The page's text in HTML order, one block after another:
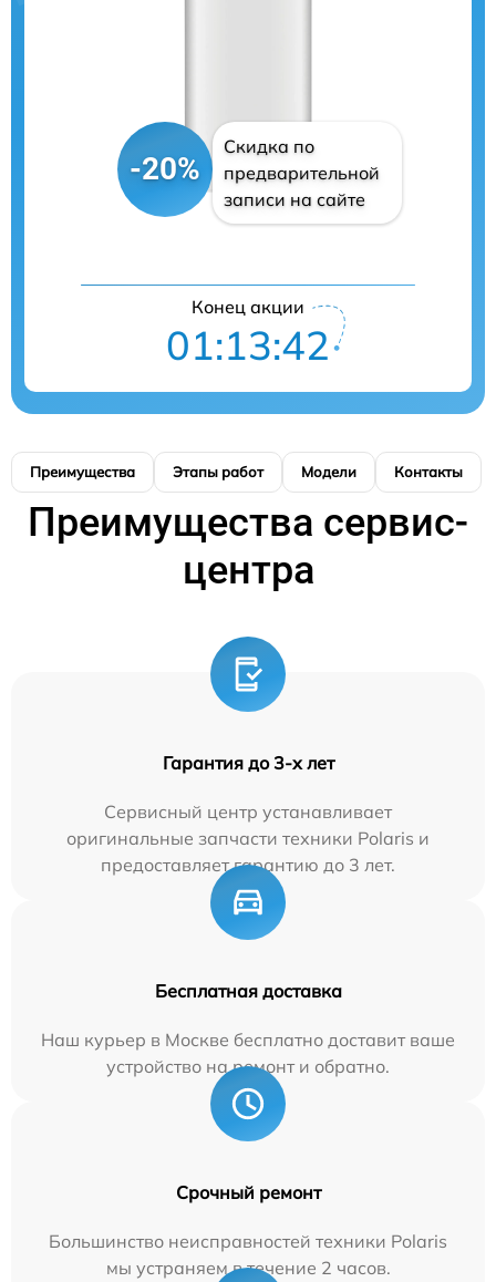
-20%
Скидка по
предварительной
записи на сайте
Конец акции
01:13:41
Преимущества Этапы работ Модели Контакты
Преимущества сервис-
центра
Гарантия до 3-х лет
Сервисный центр устанавливает
оригинальные запчасти техники Polaris и
предоставляет гарантию до 3 лет.
Бесплатная доставка
Наш курьер в Москве бесплатно доставит ваше
устройство на ремонт и обратно.
Срочный ремонт
Большинство неисправностей техники Polaris
мы устраняем в течение 2 часов.